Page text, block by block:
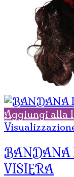
Aggiungi alla
BANDANA
VISIERA